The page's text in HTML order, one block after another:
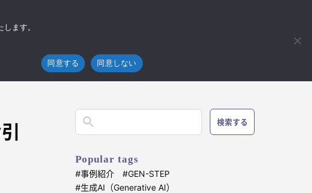
インフラ
検索する
Popular tags
事例紹介
GEN-STEP
生成AI（Generative AI）
【Google Cloud】M2VM で Azure・AWS からのお引越し
ます。
同意する 同意しない